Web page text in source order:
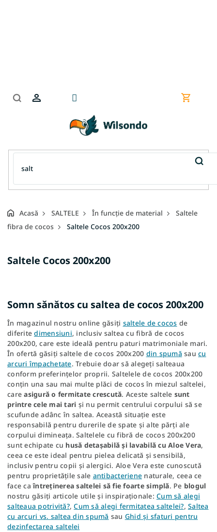
Coş
Acasă SALTELE În funcție de material
Saltele
fibra de cocos
Saltele Cocos 200x200
Saltele Cocos 200x200
Somn sănătos cu saltea de cocos 200x200
În magazinul nostru online găsiți saltele de cocos de
diferitedimensiuni, inclusiv saltea cu fibră de cocos
200x200, care este ideală pentru paturi matrimoniale mari.
În ofertă găsiți saltele de cocos 200x200 din spumă sau cu
arcuri împachetate. Trebuie doar să alegeți salteaua
conform preferințelor proprii. Saltelele de cocos 200x200
conțin una sau mai multe plăci de cocos în miezul saltelei,
careasigură o fermitate crescută. Aceste saltele sunt
printre cele mai tari și nu permit centrului corpului să se
scufunde adânc în saltea. Această situație este
responsabilă pentru durerile de spate și alte părți ale
corpului dimineața. Saltelele cu fibră de cocos 200x200
sunt echipate cu husă detașabilă și lavabilă cu Aloe Vera,
ceea ce este ideal pentru pielea delicată și sensibilă,
inclusiv pentru copii și alergici. Aloe Vera este cunoscută
pentru proprietățile sale antibacteriene naturale, ceea ce
face caîntreținerea saltelei să fie foarte simplă. Pe blogul
nostru găsiți articole utile și inspiraționale: Cum să alegi
salteaua potrivită?,Cum să alegi fermitatea saltelei?, Saltea
cu arcuri vs. saltea din spumă sau Ghid și sfaturi pentru
dezinfectarea saltelei